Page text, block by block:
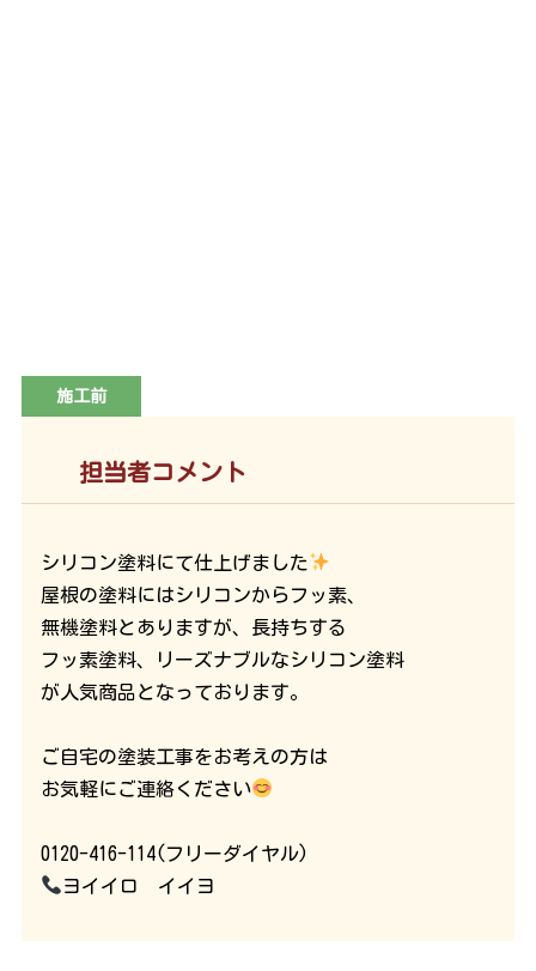
施工前
担当者コメント
シリコン塗料にて仕上げました
屋根の塗料にはシリコンからフッ素、
無機塗料とありますが、長持ちする
フッ素塗料、リーズナブルなシリコン塗料
が人気商品となっております。
ご自宅の塗装工事をお考えの方は
お気軽にご連絡ください
0120-416-114(フリーダイヤル)
ヨイイロ イイヨ